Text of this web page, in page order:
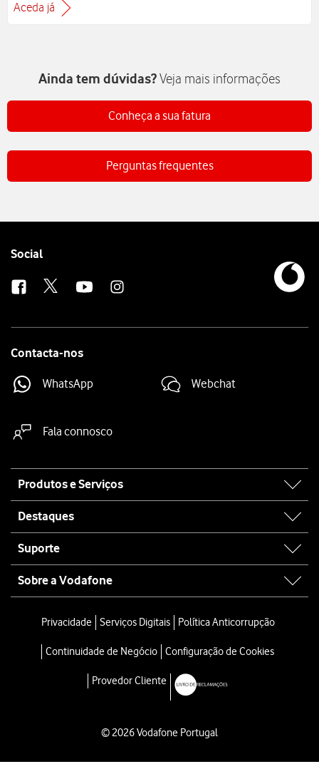
Aceda já
Ainda tem dúvidas?Veja mais informações
Conheça a sua fatura
Perguntas frequentes
Follow
Social
Contacta-nos
WhatsApp Webchat
Fala connosco
map
Produtos e Serviços
Destaques
Suporte
Sobre a Vodafone
Privacidade Serviços Digitais Política Anticorrupção
Continuidade de Negócio Configuração de Cookies
Provedor Cliente
© 2026 Vodafone Portugal